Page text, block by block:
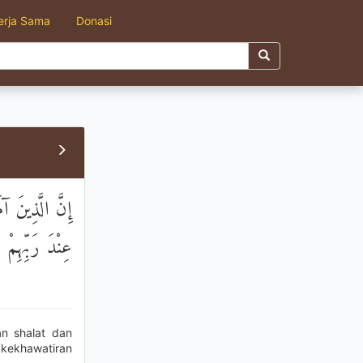
Sama Donasi
إِنَّ الَّذِينَ
عِنْدَ
shalat dan